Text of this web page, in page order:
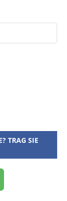
TRAG SIE